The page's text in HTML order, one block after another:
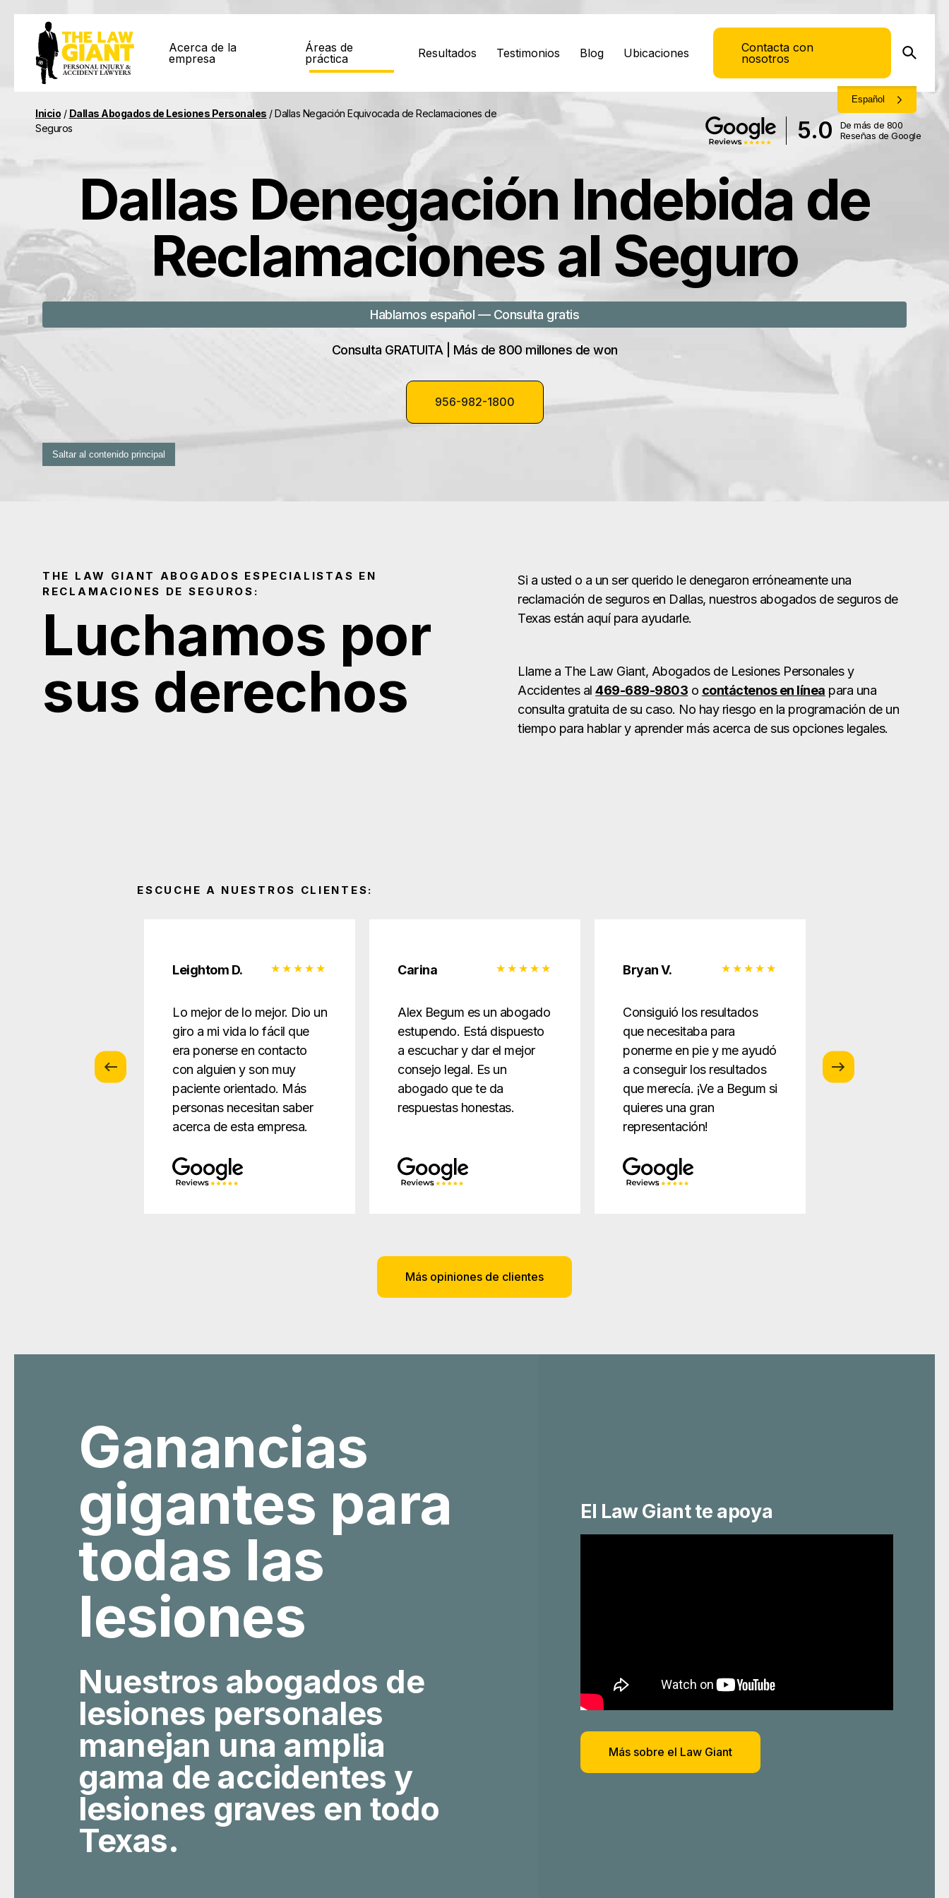
Acerca de la
empresa
Áreas de
práctica
Resultados Testimonios Blog Ubicaciones
Contacta con
nosotros
Español
Inicio / Dallas Abogados de Lesiones Personales /Dallas Negación Equivocada de Reclamaciones de
Seguros
5.0
De más de 800
Reseñas de Google
Dallas Denegación Indebida de
Reclamaciones al Seguro
Hablamos español — Consulta gratis
Consulta GRATUITA | Más de 800 millones de won
956-982-1800
Saltar al contenido principal
THE LAW GIANT ABOGADOS ESPECIALISTAS EN
RECLAMACIONES DE SEGUROS:
Luchamos por
sus derechos
Si a usted o a un ser querido le denegaron erróneamente una
reclamación de seguros en Dallas, nuestros abogados de seguros de
Texas están aquí para ayudarle.
Llame a The Law Giant, Abogados de Lesiones Personales y
Accidentes al469-689-9803 o contáctenos en línea para una
consulta gratuita de su caso. No hay riesgo en la programación de un
tiempo para hablar y aprender más acerca de sus opciones legales.
ESCUCHE A NUESTROS CLIENTES:
Leightom D.
Lo mejor de lo mejor. Dio un
giro a mi vida lo fácil que
era ponerse en contacto
con alguien y son muy
paciente orientado. Más
personas necesitan saber
acerca de esta empresa.
Carina
Alex Begum es un abogado
estupendo. Está dispuesto
a escuchar y dar el mejor
consejo legal. Es un
abogado que te da
respuestas honestas.
Bryan V.
Consiguió los resultados
que necesitaba para
ponerme en pie y me ayudó
a conseguir los resultados
que merecía. ¡Ve a Begum si
quieres una gran
representación!
tan servicial y
prestación del
Más opiniones de clientes
Ganancias
gigantes para
todas las
lesiones
Nuestros abogados de
lesiones personales
manejan una amplia
gama de accidentes y
lesiones graves en todo
Texas.
El Law Giant te apoya
Más sobre el Law Giant